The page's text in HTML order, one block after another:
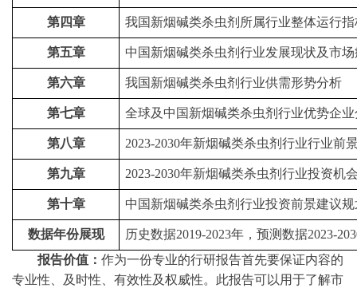
第四章 我国 新烟碱类杀虫剂 所属行业整体运行
第五章 中国 新烟碱类杀虫剂行业发展现状及市
第六章 我国 新烟碱类杀虫剂行业供需形势分析
第七章 全球及中国 新烟碱类杀虫剂行业优势企
第八章 2023-2030年新烟碱类杀虫剂行业行业前
第九章 2023-2030年新烟碱类杀虫剂行业投资机
第十章 中国新烟碱类杀虫剂行业投资前景建议
数据年份展现 历史数据2019-2023年，预测数据2023-
报告价值： 作为一份专业的行研报告首先要保证内容的
专业性、及时性、有效性及权威性。此报告可以用于了解市